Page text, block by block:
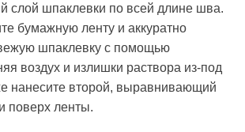
слой шпаклевки по всей длине шва.
бумажную ленту и аккуратно
шпаклевку с помощью
воздух и излишки раствора из-под
нанесите второй, выравнивающий
поверх ленты.